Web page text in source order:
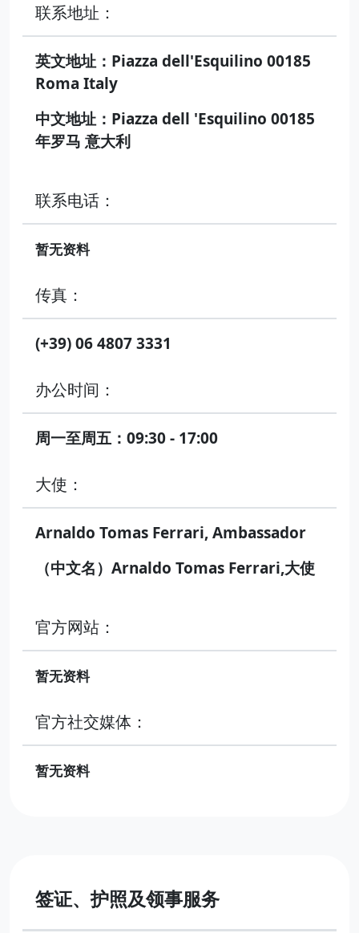
联系地址：
英文地址：Piazza dell'Esquilino 00185
Roma Italy
中文地址：Piazza dell 'Esquilino 00185
年罗马 意大利
联系电话：
暂无资料
传真：
(+39) 06 4807 3331
办公时间：
周一至周五：09:30 - 17:00
大使：
Arnaldo Tomas Ferrari, Ambassador
（中文名）Arnaldo Tomas Ferrari,大使
官方网站：
暂无资料
官方社交媒体：
暂无资料
签证、护照及领事服务